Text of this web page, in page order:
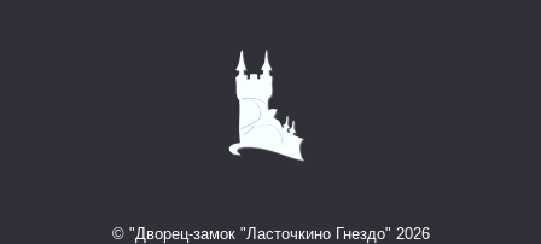
© "Дворец-замок "Ласточкино Гнездо" 2026